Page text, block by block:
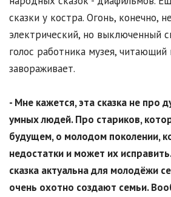
сказки у костра. Огонь, конечно,
электрический, но выключенный
голос работника музея,
завораживает.
- Мне кажется, эта сказка не про
умных людей. Про стариков,
будущем, о молодом поколении,
недостатки и может их
сказка актуальна для молодёжи
очень охотно создают семьи.